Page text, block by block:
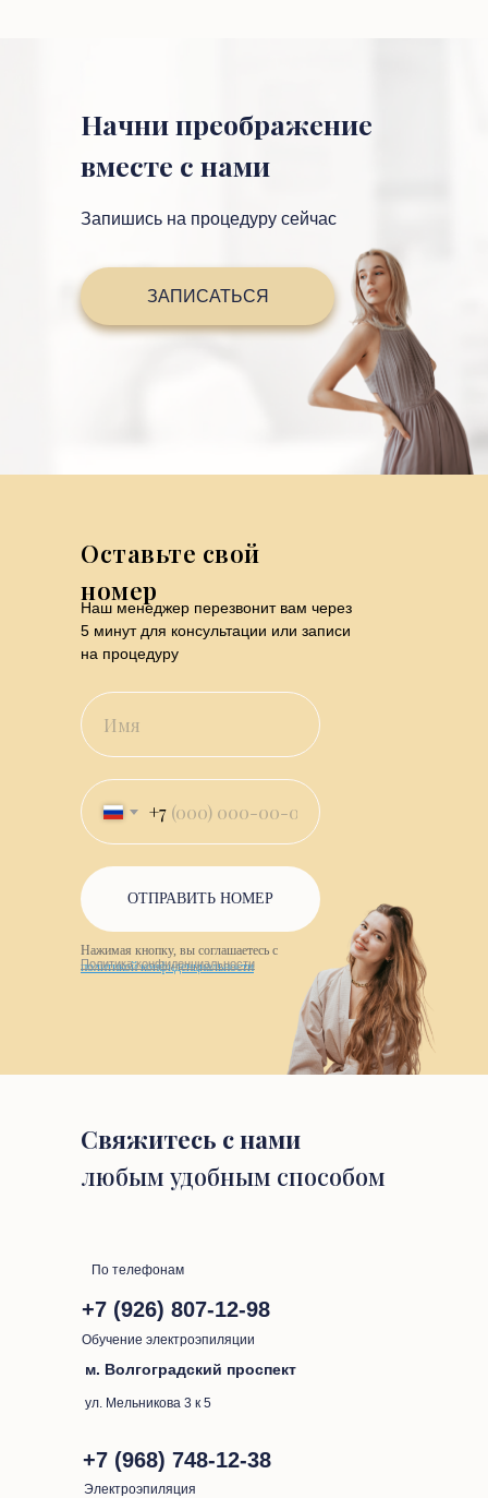
Начни преображение
вместе с нами
Запишись на процедуру сейчас
ЗАПИСАТЬСЯ
Оставьте свой
номер
Наш менеджер перезвонит вам через
5 минут для консультации или записи
на процедуру
+7
ОТПРАВИТЬ НОМЕР
Нажимая кнопку, вы соглашаетесь с
политикой конфиденциальности
Политика конфиденциальности
Свяжитесь с нами
любым удобным способом
По телефонам
ул. Мельникова 3 к 5
+7 (968) 748-12-38
+7 (926) 807-12-98
м. Волгоградский проспект
Электроэпиляция
Обучение электроэпиляции